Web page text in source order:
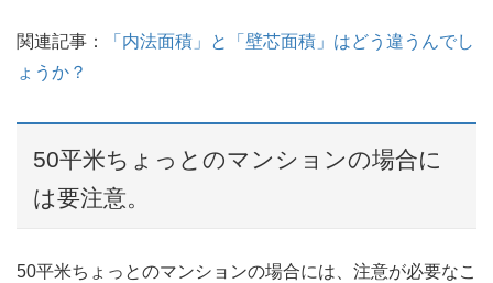
関連記事：
「内法面積」と「壁芯面積」はどう違うんでし
ょうか？
50平米ちょっとのマンションの場合に
は要注意。
50平米ちょっとのマンションの場合には、注意が必要なこ